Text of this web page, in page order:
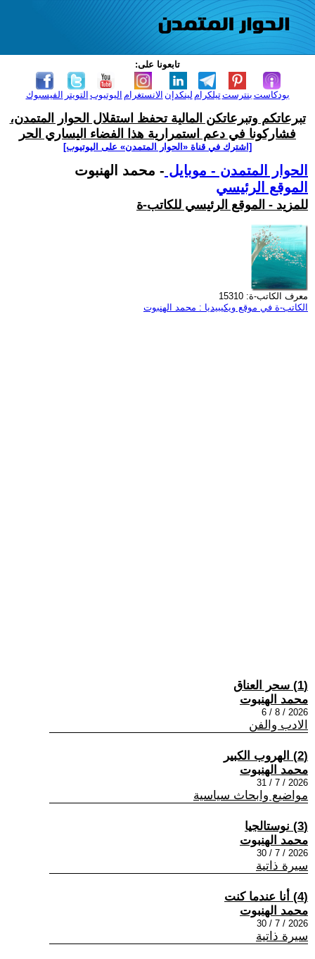
تابعونا على:
الفيسبوك التويتر اليوتيوب الانستغرام لينكدإن تيلكرامبنترست بودكاست
تبرعاتكم وتبرعاتكن المالية تحفظ استقلال الحوار المتمدن،
فشاركونا في دعم استمرارية هذا الفضاء اليساري الحر
[اشترك في قناة ‫«الحوار المتمدن» على اليوتيوب]
الحوار المتمدن - موبايل - محمد الهنبوت
الموقع الرئيسي
للمزيد - الموقع الرئيسي للكاتب-ة
معرف الكاتب-ة: 15310
الكاتب-ة في موقع ويكيبيديا : محمد الهنبوت
(1) سحر العناق
محمد الهنبوت
2026 / 8 / 6
الادب والفن
(2) الهروب الكبير
محمد الهنبوت
2026 / 7 / 31
مواضيع وابحاث سياسية
(3) نوستالجيا
محمد الهنبوت
2026 / 7 / 30
سيرة ذاتية
(4) أنا عندما كنت
محمد الهنبوت
2026 / 7 / 30
سيرة ذاتية